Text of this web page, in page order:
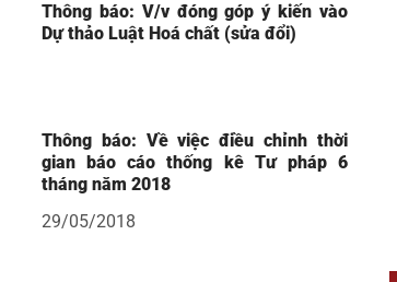
Thông báo: V/v đóng góp ý kiến vào
Dự thảo Luật Hoá chất (sửa đổi)
Thông báo: Về việc điều chỉnh thời
gian báo cáo thống kê Tư pháp 6
tháng năm 2018
29/05/2018